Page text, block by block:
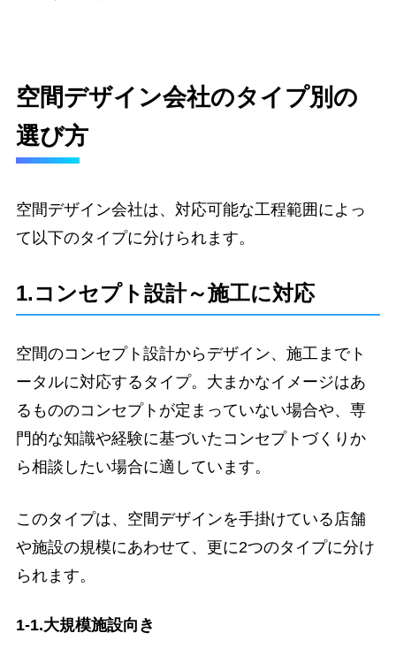
空間デザイン会社のタイプ別の
選び方
空間デザイン会社は、対応可能な工程範囲によっ
て以下のタイプに分けられます。
1.コンセプト設計～施工に対応
空間のコンセプト設計からデザイン、施工までト
ータルに対応するタイプ。大まかなイメージはあ
るもののコンセプトが定まっていない場合や、専
門的な知識や経験に基づいたコンセプトづくりか
ら相談したい場合に適しています。
このタイプは、空間デザインを手掛けている店舗
や施設の規模にあわせて、更に2つのタイプに分け
られます。
1-1.大規模施設向き